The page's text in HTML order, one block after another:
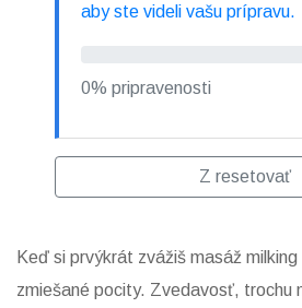
aby ste videli vašu prípravu.
0% pripravenosti
Z resetovať
Keď si prvýkrát zvážiš masáž
zmiešané pocity. Zvedavosť, trochu